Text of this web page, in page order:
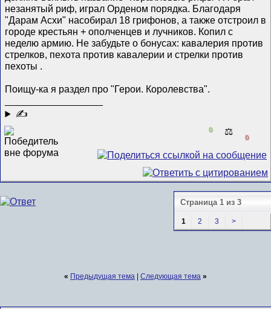
незанятый риф, играл Орденом порядка. Благодаря
"Дарам Асхи" насобирал 18 грифонов, а также отстроил в
городе крестьян + ополченцев и лучников. Копил с
неделю армию. Не забудьте о бонусах: кавалерия против
стрелков, пехота против кавалерии и стрелки против
пехоты .
Поищу-ка я раздел про "Герои. Королевства".
✍
0 ⚖️
0
Страница 1 из 3
1 2 3 >
« Предыдущая тема Следующая тема »